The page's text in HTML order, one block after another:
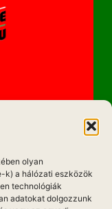
olyan
k) a hálózati eszközök
technológiák
adatokat dolgozzunk